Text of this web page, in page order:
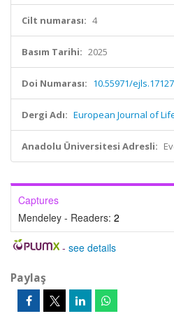
Cilt numarası: 4
Basım Tarihi: 2025
Doi Numarası: 10.55971/
Dergi Adı: European Journal of
Anadolu Üniversitesi Adresli:
Captures
Mendeley - Readers: 2
- see details
Paylaş